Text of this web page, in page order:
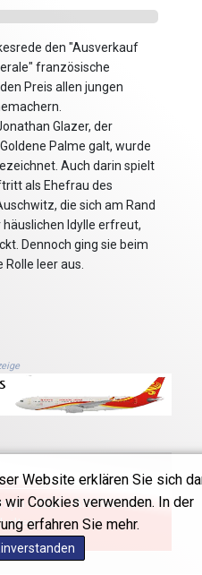
Website erklären Sie sich
Cookies verwenden. In der
erfahren Sie mehr.
den "Ausverkauf
französische
Preis allen jungen
Glazer, der
Palme galt, wurde
Auch darin spielt
als Ehefrau des
die sich am Rand
Idylle erfreut,
Dennoch ging sie beim
Rolle leer aus.
- 2026 - Alle Rechte